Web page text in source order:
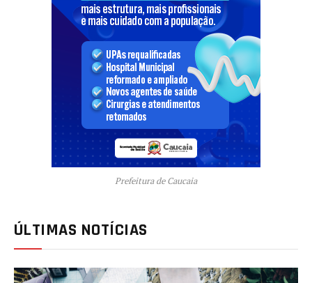
Prefeitura de Caucaia
ÚLTIMAS NOTÍCIAS